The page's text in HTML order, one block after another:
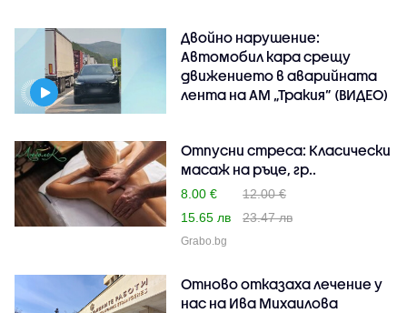
Двойно нарушение:
Автомобил кара срещу
движението в аварийната
лента на АМ „Тракия” (ВИДЕО)
Отпусни стреса: Класически
масаж на ръце, гр..
8.00 €
12.00 €
15.65 лв
23.47 лв
Grabo.bg
Отново отказаха лечение у
нас на Ива Михаилова